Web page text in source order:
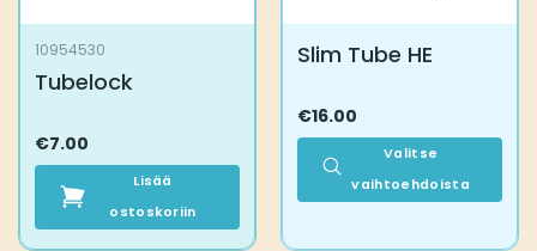
10954530
Tubelock
€7.00
Lisää
ostoskoriin
Slim Tube HE
€16.00
Valitse
vaihtoehdoista